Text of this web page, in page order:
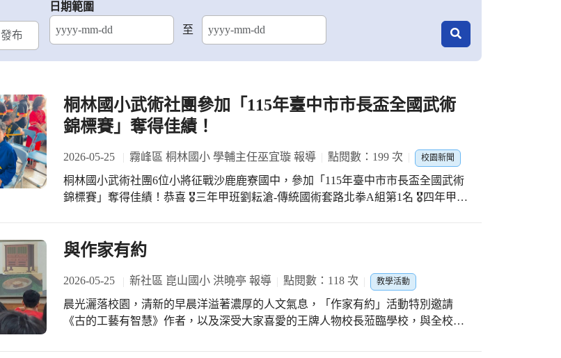
日期範圍
至
結束日期
桐林國小武術社團參加「115年臺中市市長盃全國武術
錦標賽」奪得佳績！
2026-05-25 霧峰區 桐林國小 學輔主任巫宜璇 報導 點閱數：199 次 校園新聞
桐林國小武術社團6位小將征戰沙鹿鹿寮國中，參加「115年臺中市市長盃全國武術
錦標賽」奪得佳績！恭喜 🎖️三年甲班劉耘滄-傳統國術套路北拳A組第1名 🎖️四年甲班
B組第4名 🎖️一年甲班江梓宇-傳統國術套路基本拳術C組第4名 🎖️一年甲班江梓宇-傳
練B組第4名 恭喜所有努力的小朋友，克服緊張與壓力，站上舞台，展現自我！謝謝
校長帶著點心與飲料來慰勞與加油；更感謝張峻銘老師辛苦的指導，讓每個孩子能
自信勇敢的站在舞台上，桐林的孩子啵兒棒！
與作家有約
2026-05-25 新社區 崑山國小 洪曉亭 報導 點閱數：118 次 教學活動
晨光灑落校園，清新的早晨洋溢著濃厚的人文氣息，「作家有約」活動特別邀請
《古的工藝有智慧》作者，以及深受大家喜愛的王牌人物校長蒞臨學校，與全校師